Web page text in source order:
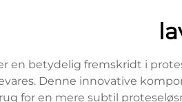
en betydelig fremskridt i
Denne innovative
for en mere subtil